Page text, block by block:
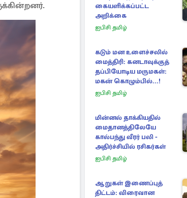
கையளிக்கப்பட்ட
அறிக்கை
ஐபிசி தமிழ்
கடும் மன உளைச்சலில்
மைத்திரி: கனடாவுக்குத்
தப்பியோடிய மருமகள்:
மகன் கொழும்பில்...!
ஐபிசி தமிழ்
மின்னல் தாக்கியதில்
மைதானத்திலேயே
கால்பந்து வீரர் பலி -
அதிர்ச்சியில் ரசிகர்கள்
ஐபிசி தமிழ்
ஆறுகள் இணைப்புத்
திட்டம்: விரைவான